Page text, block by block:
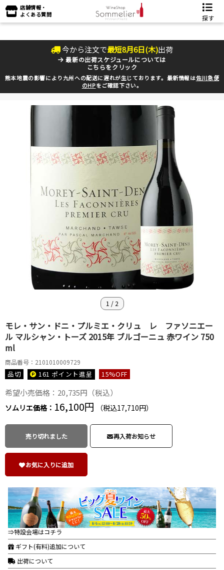
店舗情報・
よくある質問
探す
今から注文で最短8月6日(木)出荷
最新の出荷スケジュールについては
こちらをクリック
熊本地震の影響により九州への配送に遅れが生じております。最新情報は佐川急便
のHPをご確認下さい。
1 / 2
モレ・サン・ドニ・プルミエ・クリュ レ ファソニエー
ル マルシャン・トーズ 2015年 ブルゴーニュ 赤ワイン 750
ml
商品番号：2101010009729
品切 161 ポイント進呈 15%OFF
希望小売価格：20,735円（税込）
ソムリエ価格： 16,100円 （税込17,710円）
売り切れました 再入荷お知らせ
お気に入りに追加
⇒特設会場はコチラ
ギフト(有料)追加について
出荷について